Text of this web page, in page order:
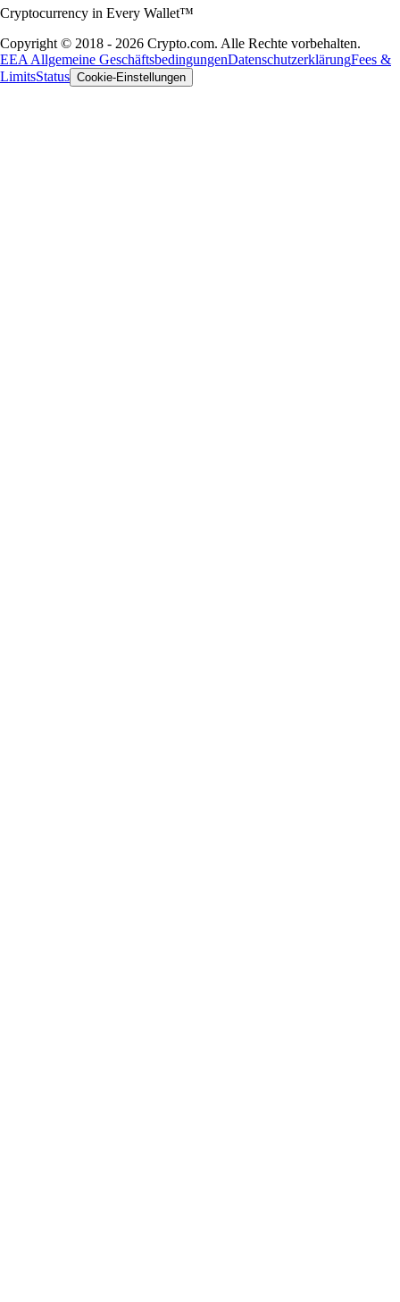
Cryptocurrency in Every Wallet™
Copyright © 2018 - 2026 Crypto.com. Alle Rechte vorbehalten.
EEA Allgemeine GeschäftsbedingungenDatenschutzerklärungFees &
LimitsStatus Cookie-Einstellungen